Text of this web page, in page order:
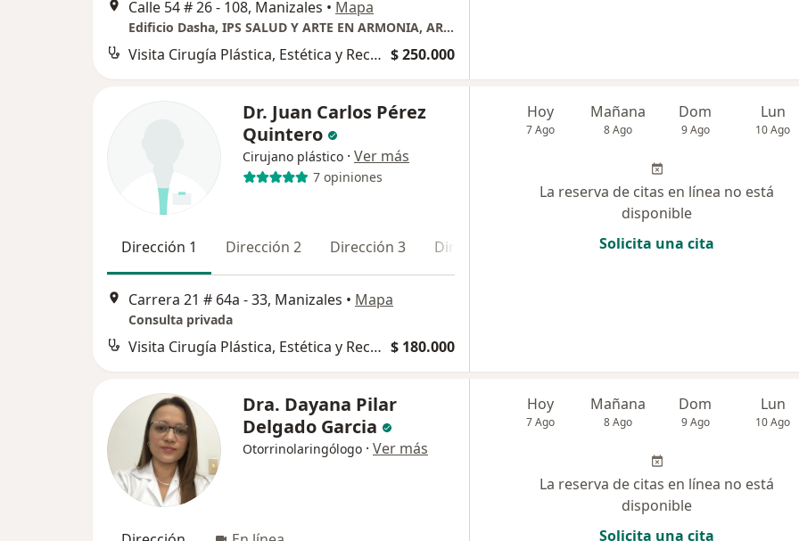
Calle 54 # 26 - 108, Manizales • Mapa
Edificio Dasha, IPS SALUD Y ARTE EN ARMONIA, ARTEMISA
Visita Cirugía Plástica, Estética y Reconstructiva $ 250.000
Dr. Juan Carlos Pérez
Quintero
Cirujano plástico · Ver más
7 opiniones
Dirección 1 Dirección 2 Dirección 3 Dirección 4 En línea
Carrera 21 # 64a - 33, Manizales • Mapa
Consulta privada
Visita Cirugía Plástica, Estética y Reconstructiva $ 180.000
Hoy
7 Ago
Mañana
8 Ago
Dom
9 Ago
Lun
10 Ago
La reserva de citas en línea no está
disponible
Solicita una cita
Dra. Dayana Pilar
Delgado Garcia
Otorrinolaringólogo · Ver más
Hoy
7 Ago
Mañana
8 Ago
Dom
9 Ago
Lun
10 Ago
La reserva de citas en línea no está
disponible
Solicita una cita